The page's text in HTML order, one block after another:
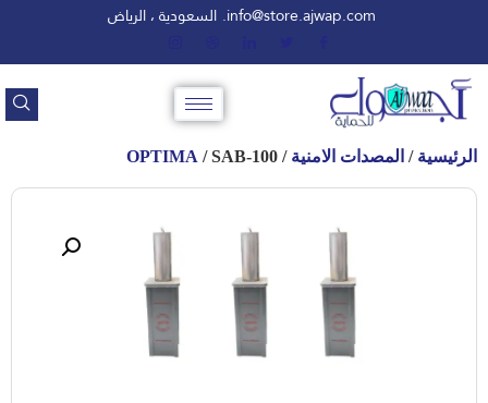
info@store.ajwap.com. السعودية ، الرياض
الرئيسية / المصدات الامنية /
OPTIMA / SAB-100